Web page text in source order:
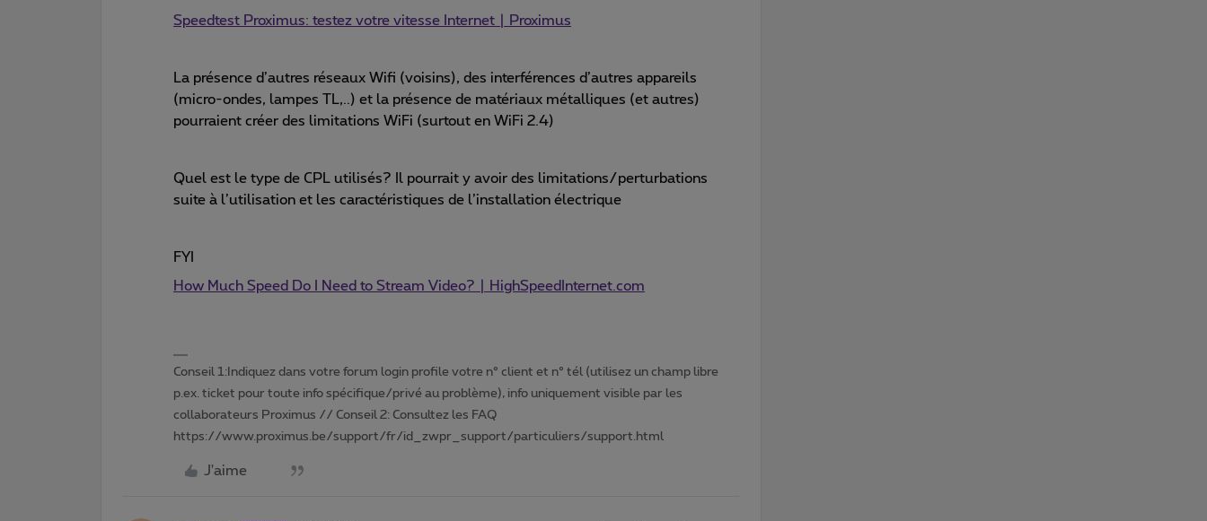
Speedtest Proximus: testez votre vitesse Internet | Proximus
La présence d’autres réseaux Wifi (voisins), des interférences d’autres appareils
(micro-ondes, lampes TL,..) et la présence de matériaux métalliques (et autres)
pourraient créer des limitations WiFi (surtout en WiFi 2.4)
Quel est le type de CPL utilisés? Il pourrait y avoir des limitations/perturbations
suite à l’utilisation et les caractéristiques de l’installation électrique
FYI
How Much Speed Do I Need to Stream Video? | HighSpeedInternet.com
Conseil 1:Indiquez dans votre forum login profile votre n° client et n° tél (utilisez un champ libre
p.ex. ticket pour toute info spécifique/privé au problème), info uniquement visible par les
collaborateurs Proximus // Conseil 2: Consultez les FAQ
https://www.proximus.be/support/fr/id_zwpr_support/particuliers/support.html
J'aime